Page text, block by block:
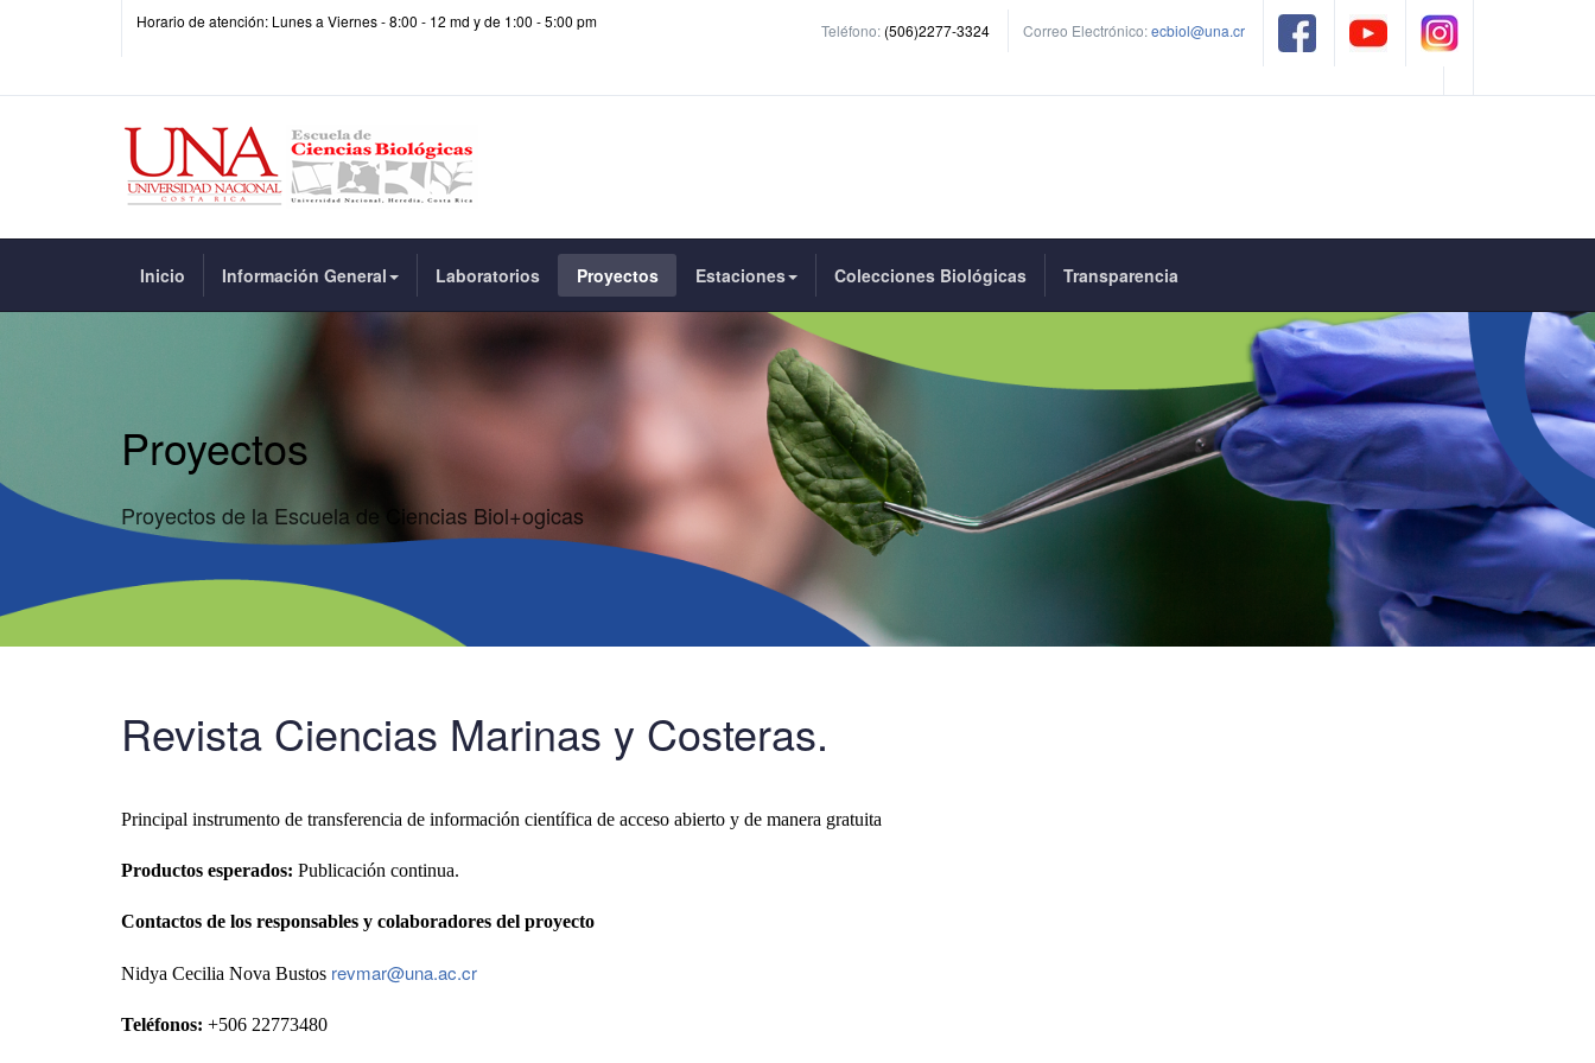
Horario de atención: Lunes a Viernes - 8:00 - 12 md y de 1:00 - 5:00 pm Teléfono: (506)2277-3324 Correo Electrónico:ecbiol@una.cr
Inicio Información General Laboratorios Proyectos Estaciones Colecciones Biológicas Transparencia
Proyectos
Proyectos de la Escuela de Ciencias Biol+ogicas
Revista Ciencias Marinas y Costeras.
Principal instrumento de transferencia de información científica de acceso abierto y de manera gratuita
Productos esperados: Publicación continua.
Contactos de los responsables y colaboradores del proyecto
Nidya Cecilia Nova Bustos revmar@una.ac.cr
Teléfonos: +506 22773480